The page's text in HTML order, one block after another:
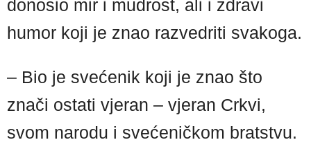
donosio mir i mudrost, ali i zdravi
humor koji je znao razvedriti svakoga.
– Bio je svećenik koji je znao što
znači ostati vjeran – vjeran Crkvi,
svom narodu i svećeničkom bratstvu.